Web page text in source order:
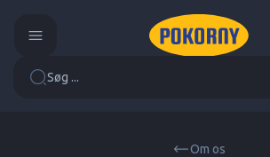
Søg ...
Om os